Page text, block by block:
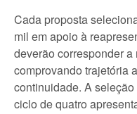
Cada proposta
mil em apoio à
deverão corresponder
comprovando trajetória
continuidade. A
ciclo de quatro